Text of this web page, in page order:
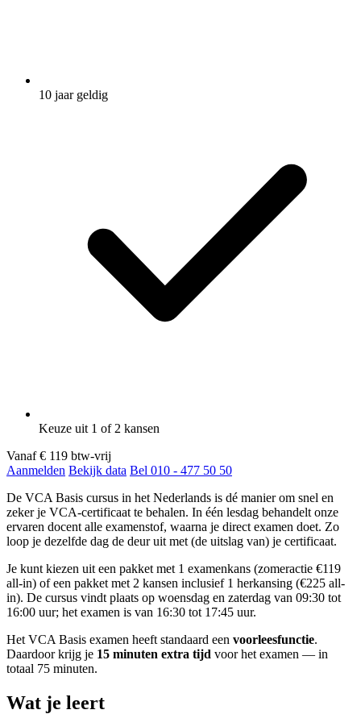
10 jaar geldig
Keuze uit 1 of 2 kansen
Vanaf € 119 btw-vrij
Aanmelden Bekijk data Bel 010 - 477 50 50
De VCA Basis cursus in het Nederlands is dé manier om snel en
zeker je VCA-certificaat te behalen. In één lesdag behandelt onze
ervaren docent alle examenstof, waarna je direct examen doet. Zo
loop je dezelfde dag de deur uit met (de uitslag van) je certificaat.
Je kunt kiezen uit een pakket met 1 examenkans (zomeractie €119
all-in) of een pakket met 2 kansen inclusief 1 herkansing (€225 all-
in). De cursus vindt plaats op woensdag en zaterdag van 09:30 tot
16:00 uur; het examen is van 16:30 tot 17:45 uur.
Het VCA Basis examen heeft standaard een voorleesfunctie.
Daardoor krijg je 15 minuten extra tijd voor het examen — in
totaal 75 minuten.
Wat je leert